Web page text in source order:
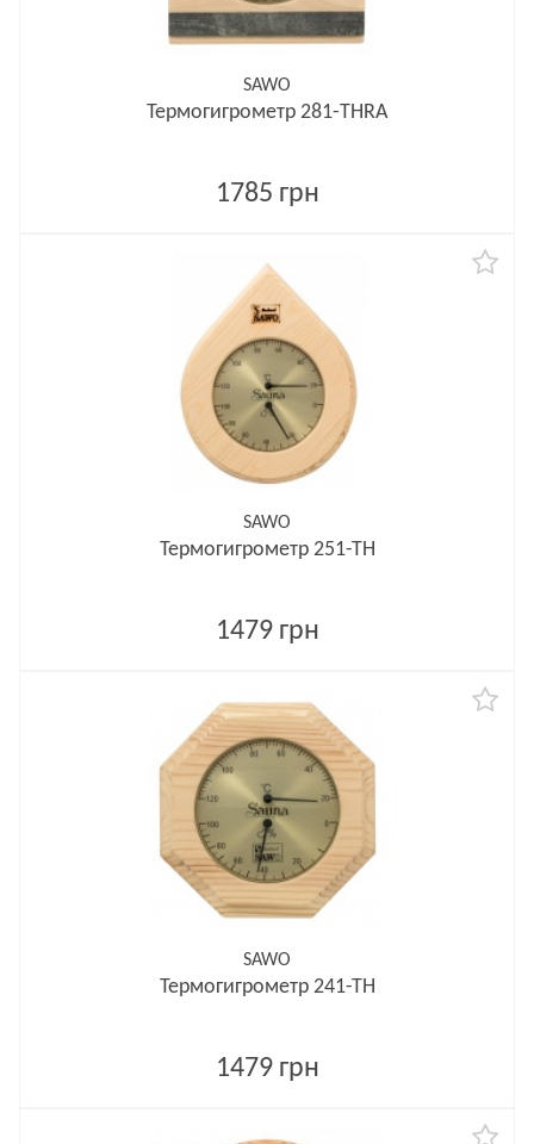
SAWO
Термогигрометр 281-THRA
1785 грн
SAWO
Термогигрометр 251-ТН
1479 грн
SAWO
Термогигрометр 241-ТН
1479 грн